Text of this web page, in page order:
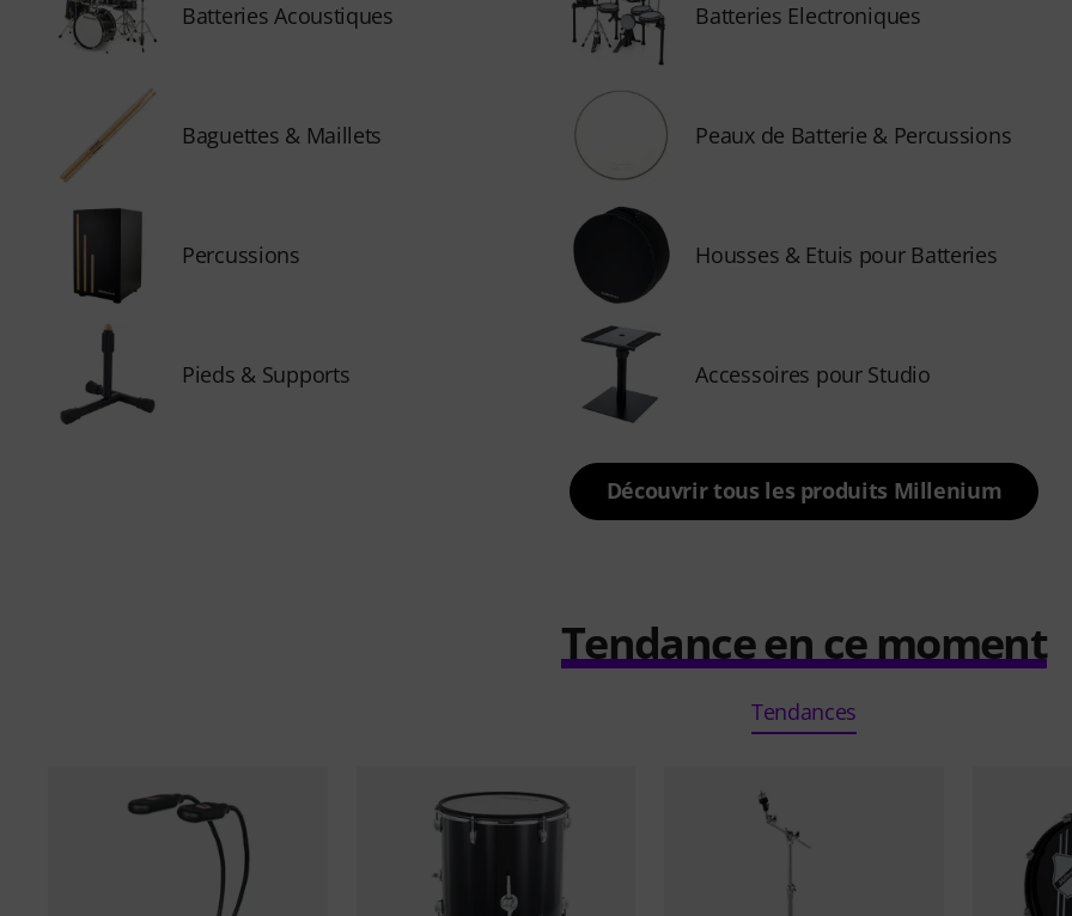
Batteries Acoustiques Batteries Electroniques
Baguettes & Maillets Peaux de Batterie & Percussions
Percussions Housses & Etuis pour Batteries
Pieds & Supports Accessoires pour Studio
Découvrir tous les produits Millenium
Tendance en ce moment
Tendances